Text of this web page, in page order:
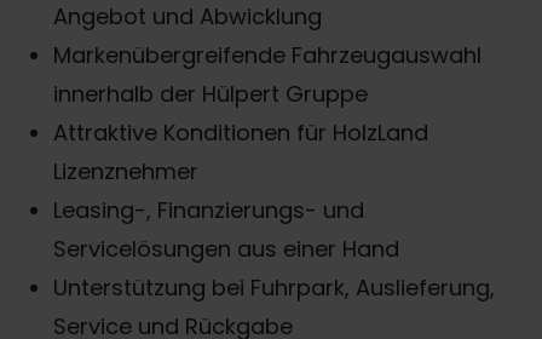
Angebot und Abwicklung
Markenübergreifende Fahrzeugauswahl
innerhalb der Hülpert Gruppe
Attraktive Konditionen für HolzLand
Lizenznehmer
Leasing-, Finanzierungs- und
Servicelösungen aus einer Hand
Unterstützung bei Fuhrpark, Auslieferung,
Service und Rückgabe